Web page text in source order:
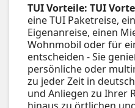
TUI Vorteile: TUI
eine TUI Paketreise,
Eigenanreise, einen
Wohnmobil oder für
entscheiden - Sie
persönliche oder
zu jeder Zeit in
und Anliegen zu Ihrer